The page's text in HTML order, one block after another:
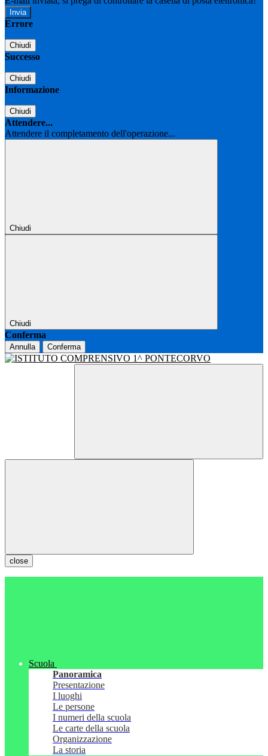
Errore
Chiudi
Successo
Chiudi
Informazione
Chiudi
Attendere...
Attendere il completamento dell'operazione...
Chiudi
Chiudi
Conferma
Annulla Conferma
close
Scuola
Panoramica
Presentazione
I luoghi
Le persone
I numeri della scuola
Le carte della scuola
Organizzazione
La storia